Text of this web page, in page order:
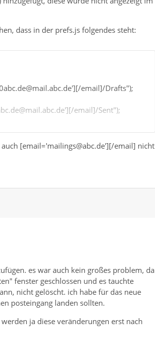
dass in der prefs.js folgendes steht:
email]/Drafts");
email]/Sent");
[email='mailings@abc.de'][/email] nicht
es war auch kein großes problem, da
fenster geschlossen und es tauchte
nicht gelöscht. ich habe für das neue
posteingang landen sollten.
ja diese veränderungen erst nach